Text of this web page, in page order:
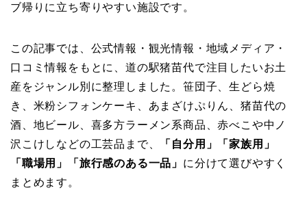
ブ帰りに立ち寄りやすい施設です。
この記事では、公式情報・観光情報・地域メディア・
口コミ情報をもとに、道の駅猪苗代で注目したいお土
産をジャンル別に整理しました。笹団子、生どら焼
き、米粉シフォンケーキ、あまざけぷりん、猪苗代の
酒、地ビール、喜多方ラーメン系商品、赤べこや中ノ
沢こけしなどの工芸品まで、
「自分用」「家族用」
「職場用」「旅行感のある一品」 に分けて選びやすく
まとめます。